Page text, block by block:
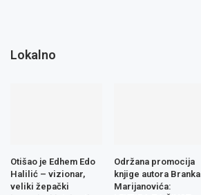
Lokalno
Otišao je Edhem Edo
Halilić – vizionar,
veliki žepački
Održana promocija
knjige autora Branka
Marijanovića: